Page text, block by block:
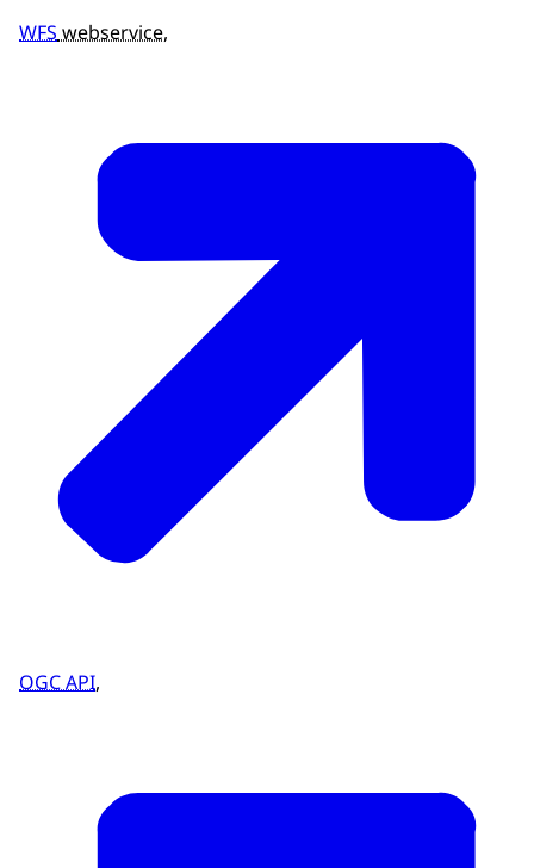
WFS webservice,
OGC API,